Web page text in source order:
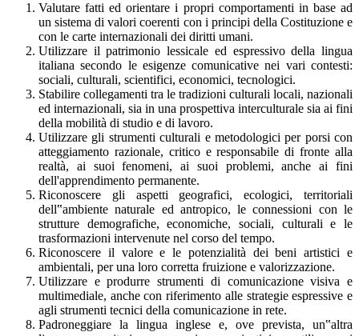
Valutare fatti ed orientare i propri comportamenti in base ad
un sistema di valori coerenti con i principi della Costituzione e
con le carte internazionali dei diritti umani.
Utilizzare il patrimonio lessicale ed espressivo della lingua
italiana secondo le esigenze comunicative nei vari contesti:
sociali, culturali, scientifici, economici, tecnologici.
Stabilire collegamenti tra le tradizioni culturali locali, nazionali
ed internazionali, sia in una prospettiva interculturale sia ai fini
della mobilità di studio e di lavoro.
Utilizzare gli strumenti culturali e metodologici per porsi con
atteggiamento razionale, critico e responsabile di fronte alla
realtà, ai suoi fenomeni, ai suoi problemi, anche ai fini
dell'apprendimento permanente.
Riconoscere gli aspetti geografici, ecologici, territoriali
dell‟ambiente naturale ed antropico, le connessioni con le
strutture demografiche, economiche, sociali, culturali e le
trasformazioni intervenute nel corso del tempo.
Riconoscere il valore e le potenzialità dei beni artistici e
ambientali, per una loro corretta fruizione e valorizzazione.
Utilizzare e produrre strumenti di comunicazione visiva e
multimediale, anche con riferimento alle strategie espressive e
agli strumenti tecnici della comunicazione in rete.
Padroneggiare la lingua inglese e, ove prevista, un‟altra